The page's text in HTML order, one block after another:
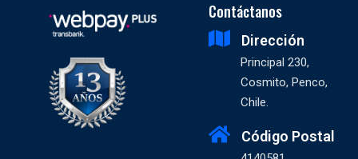
Contáctanos
Dirección
Principal 230,
Cosmito, Penco,
Chile.
Código Postal